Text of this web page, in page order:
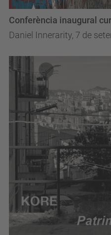
Daniel Innerarity, 7 de
Conferència inaugural